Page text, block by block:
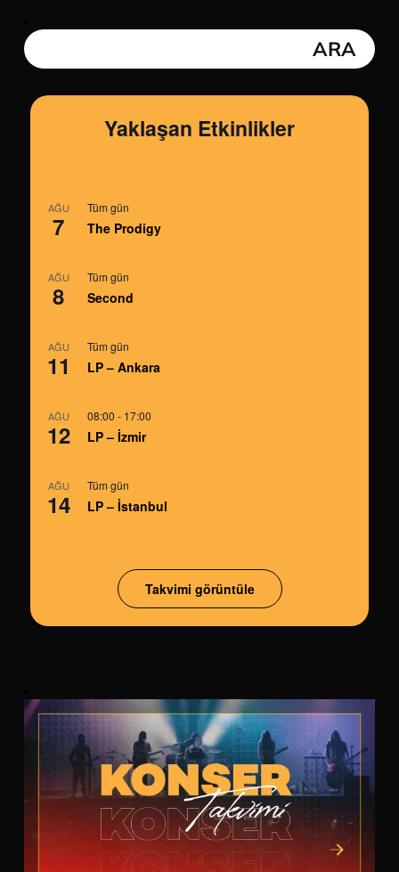
Yaklaşan Etkinlikler
AĞU
7
Tüm gün
The Prodigy
AĞU
8
Tüm gün
Second
AĞU
11
Tüm gün
LP – Ankara
AĞU
12
08:00 - 17:00
LP – İzmir
AĞU
14
Tüm gün
LP – İstanbul
Takvimi görüntüle